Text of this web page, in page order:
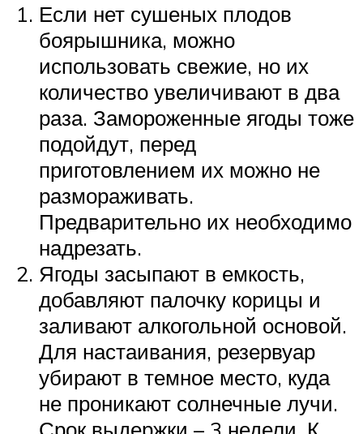
Если нет сушеных плодов
боярышника, можно
использовать свежие, но их
количество увеличивают в два
раза. Замороженные ягоды тоже
подойдут, перед
приготовлением их можно не
размораживать.
Предварительно их необходимо
надрезать.
Ягоды засыпают в емкость,
добавляют палочку корицы и
заливают алкогольной основой.
Для настаивания, резервуар
убирают в темное место, куда
не проникают солнечные лучи.